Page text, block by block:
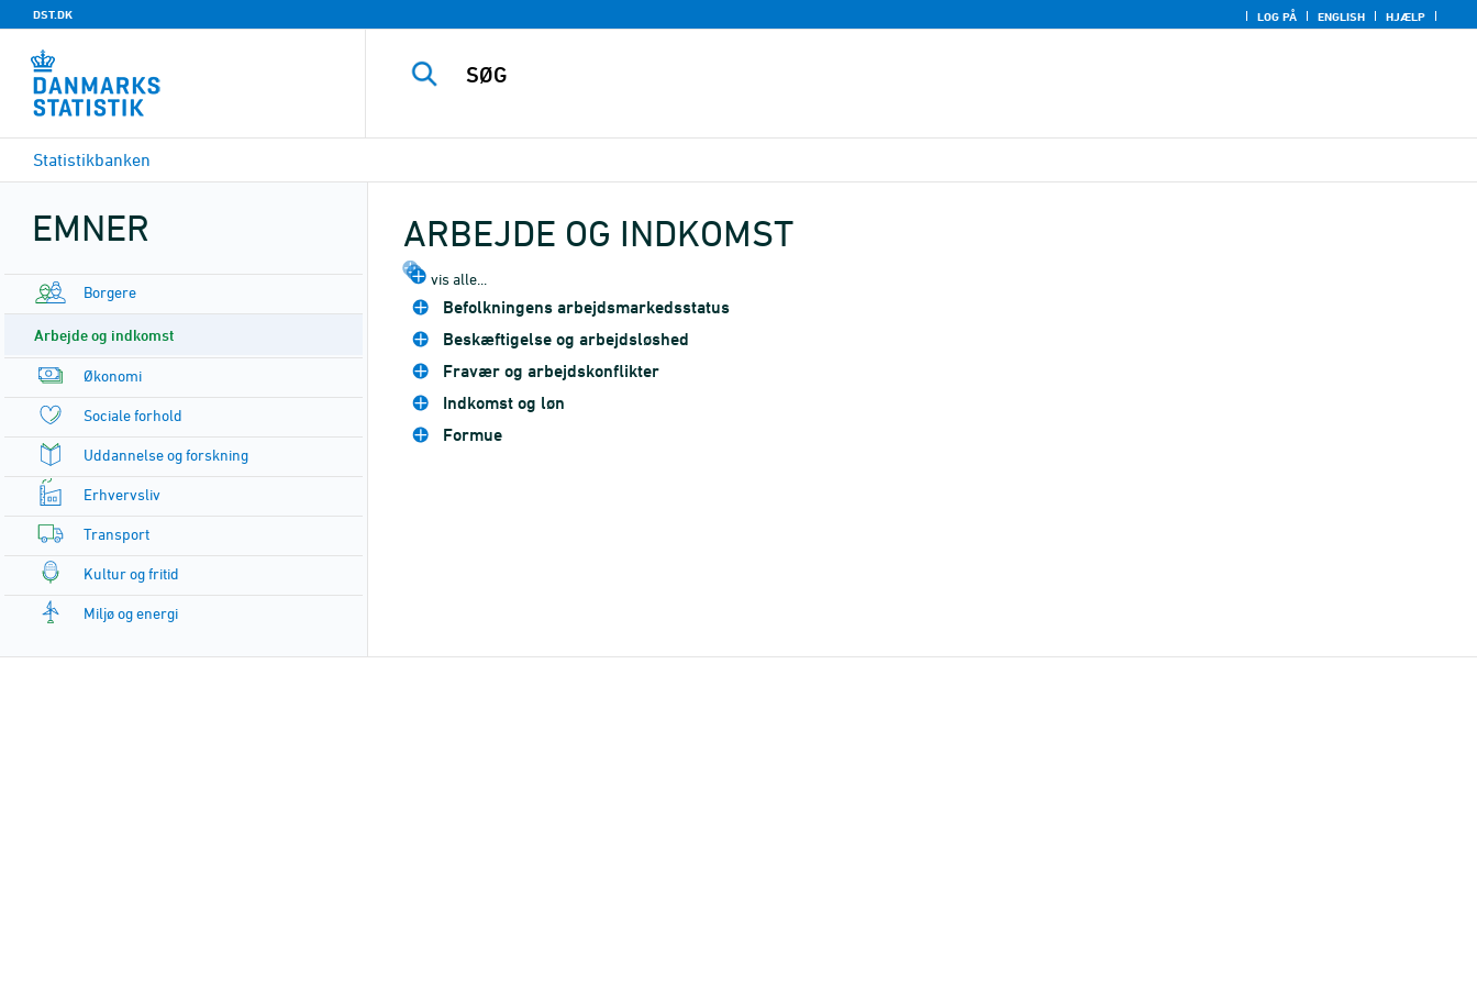
DST.DK LOG PÅ ENGLISH HJÆLP
Statistikbanken
EMNER
Borgere
Arbejde og indkomst
Økonomi
Sociale forhold
Uddannelse og forskning
Erhvervsliv
Transport
Kultur og fritid
Miljø og energi
ARBEJDE OG INDKOMST
vis alle...
Befolkningens arbejdsmarkedsstatus
Beskæftigelse og arbejdsløshed
Fravær og arbejdskonflikter
Indkomst og løn
Formue